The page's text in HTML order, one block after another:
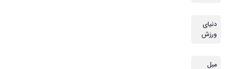
دنیای
ورزش
مبل